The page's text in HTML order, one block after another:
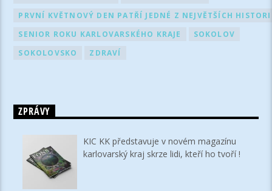
PRVNÍ KVĚTNOVÝ DEN PATŘÍ JEDNÉ Z NEJVĚTŠÍCH
SENIOR ROKU KARLOVARSKÉHO KRAJE
SOKOLOV
SOKOLOVSKO
ZDRAVÍ
ZPRÁVY
KIC KK představuje v novém magazínu
karlovarský kraj skrze lidi, kteří ho tvoří !